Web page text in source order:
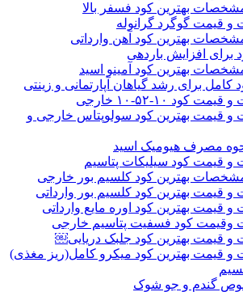
بهترین کود فسفر بالا
قیمت گوگرد گرانوله
بهترین کود آهن وارداتی
برای افزایش باردهی
بهترین کود آمینو اسید
کامل برای رشد گیاهان آپارتمانی و زینتی
کود ۱۰-۵۲-۱۰ خارجی
قیمت بهترین کود سولوپتاس خارجی و
مصرف هیومیک اسید
قیمت کود سیلیکات پتاسیم
بهترین کود کلسیم بور خارجی
قیمت بهترین کود کلسیم بور وارداتی
قیمت بهترین کود اوره مایع وارداتی
کود فسفیت پتاسیم خارجی
قیمت بهترین کود جلبک دریایی￼
قیمت بهترین کود میکرو کامل(ریز مغذی)
گندم و جو شوک